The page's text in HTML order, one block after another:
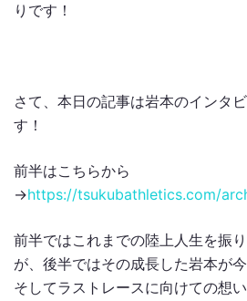
りです！
さて、本日の記事は岩本のインタ
す！
前半はこちらから
→https://tsukubathletics.com/
前半ではこれまでの陸上人生を振
が、後半ではその成長した岩本が
そしてラストレースに向けての想